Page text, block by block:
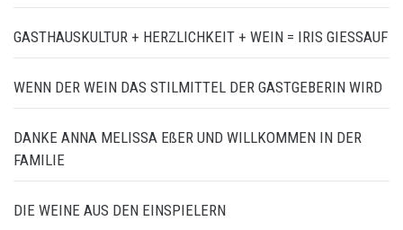
GASTHAUSKULTUR + HERZLICHKEIT + WEIN = IRIS GIESSAUF
WENN DER WEIN DAS STILMITTEL DER GASTGEBERIN WIRD
DANKE ANNA MELISSA EßER UND WILLKOMMEN IN DER
FAMILIE
DIE WEINE AUS DEN EINSPIELERN